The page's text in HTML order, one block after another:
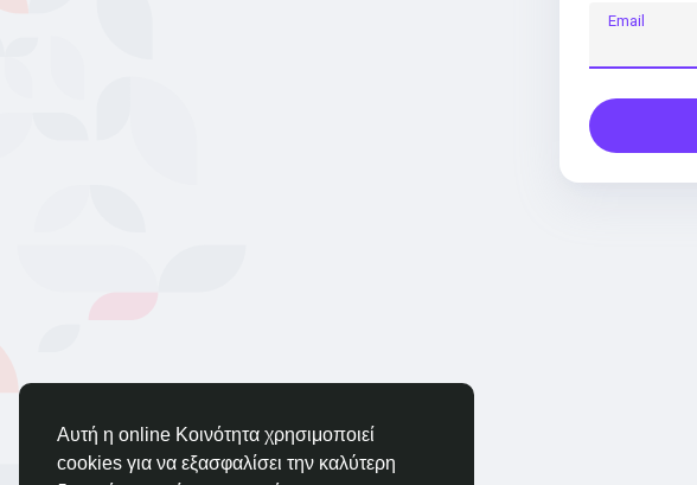
Αυτή η online Κοινότητα χρησιμοποιεί
cookies για να εξασφαλίσει την καλύτερη
Email